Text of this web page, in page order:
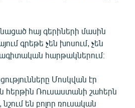
հայ գերիների մասին
գրեթե չեն խոսում, չեն
հարթակներում։
Մոսկվան էր
հերթին Ռուսաստանի շահերն
են բոլոր ռուսական